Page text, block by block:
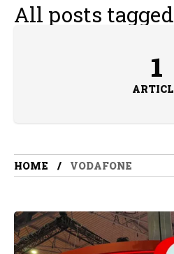
All posts
1
HOME VODAFONE